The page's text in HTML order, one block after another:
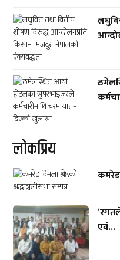
लाेकप्रिय
कमरेड
एवं...